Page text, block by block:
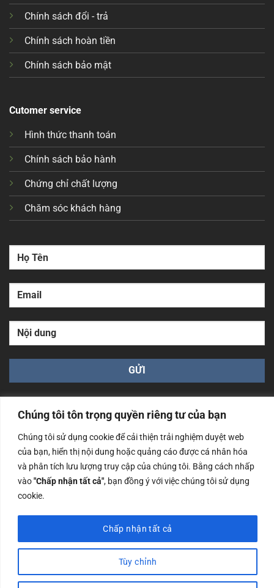
Chúng tôi tôn trọng quyền riêng tư của bạn
Chúng tôi sử dụng cookie để cải thiện trải nghiệm duyệt web
của bạn, hiển thị nội dung hoặc quảng cáo được cá nhân hóa
và phân tích lưu lượng truy cập của chúng tôi. Bằng cách nhấp
vào"Chấp nhận tất cả", bạn đồng ý với việc chúng tôi sử dụng
cookie.
Tùy chỉnh
Chấp nhận tất cả
Chính sách đổi - trả
Chính sách hoàn tiền
Chính sách bảo mật
Cutomer service
Hình thức thanh toán
Chính sách bảo hành
Chứng chỉ chất lượng
Chăm sóc khách hàng
Công ty TNHH Nam Bình Xương - Số ĐKKD: 0108783483
cấp ngày 14/06/2019 bởi Sở Kế Hoạch và Đầu Tư Tp. Hà
Nội
Copyrights @2023 Nam Binh Xuong. All Rights Reserved